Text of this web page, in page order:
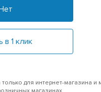
в 1 клик
для интернет-магазина и